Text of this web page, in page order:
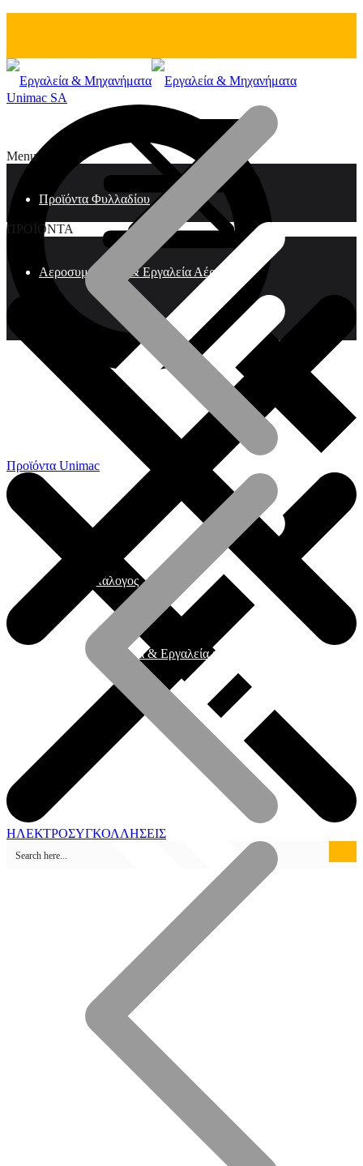
Menu
Προϊόντα Φυλλαδίου
Γενικός Κατάλογος
Καταστήματα Πώλησης
ΠΡΟΪΟΝΤΑ
Αεροσυμπιεστές & Εργαλεία Αέρος
Ηλεκτρικά εργαλεία & Εργαλεία μπαταρίας
Ηλεκτροσυγκόλληση
Unimac SA
Προϊόντα Unimac
ΗΛΕΚΤΡΟΣΥΓΚΟΛΛΗΣΕΙΣ